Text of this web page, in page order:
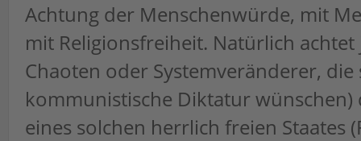
Achtung der Menschenwürde, mit
mit Religionsfreiheit. Natürlich achtet
Chaoten oder Systemveränderer, die
kommunistische Diktatur wünschen)
eines solchen herrlich freien Staates